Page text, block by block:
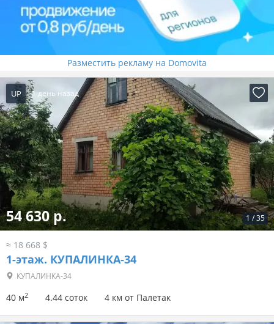
Разместить рекламу на Domovita
UP 1 день назад
1 /35
54 630 р.
≈ 18 668 $
1-этаж. КУПАЛИНКА-34
КУПАЛИНКА-34
40 м2 4.44 соток 4 км от Палетак